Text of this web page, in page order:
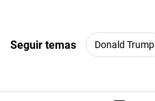
Seguir temas Donald Trump